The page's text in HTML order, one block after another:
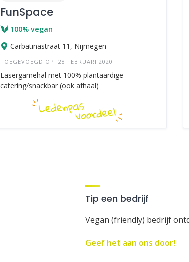
FunSpace
100% vegan
Carbatinastraat 11, Nijmegen
TOEGEVOEGD OP: 28 FEBRUARI 2020
Lasergamehal met 100% plantaardige
catering/snackbar (ook afhaal)
Tip een bedrijf
Vegan (friendly) bedrijf
Geef het aan ons door!